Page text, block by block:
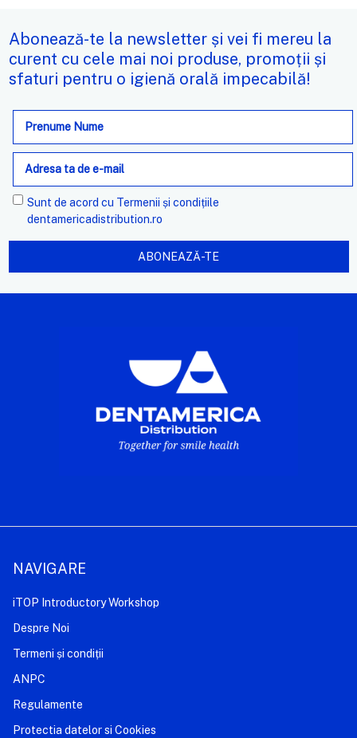
Abonează-te la newsletter și vei fi mereu la
curent cu cele mai noi produse, promoții și
sfaturi pentru o igienă orală impecabilă!
Adresa
e-
mail
Sunt de acord cu Termenii și condițiile
dentamericadistribution.ro
NAVIGARE
iTOP Introductory Workshop
Despre Noi
Termeni și condiții
ANPC
Regulamente
Protectia datelor si Cookies